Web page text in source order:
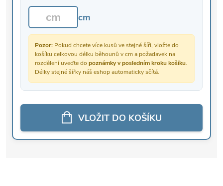
cm
Pozor: Pokud chcete více kusů ve stejné šíři, vložte do
košíku celkovou délku běhounů v cm a požadavek na
rozdělení uveďte do poznámky v posledním kroku košíku.
Délky stejné šířky náš eshop automaticky sčítá.
VLOŽIT DO KOŠÍKU